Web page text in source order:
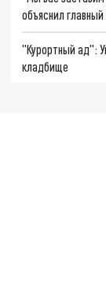
объяснил
"Курортный ад":
кладбище